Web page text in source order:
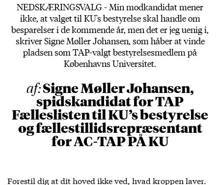
NEDSKÆRINGSVALG - Min modkandidat mener
ikke, at valget til KU's bestyrelse skal handle om
besparelser i de kommende år, men det er jeg uenig i,
skriver Signe Møller Johansen, som håber at vinde
pladsen som TAP-valgt bestyrelsesmedlem på
Københavns Universitet.
af:Signe Møller Johansen,
spidskandidat for TAP
Fælleslisten til KU’s bestyrelse
og fællestillidsrepræsentant
for AC-TAP PÅ KU
Forestil dig at dit hoved ikke ved, hvad kroppen laver.